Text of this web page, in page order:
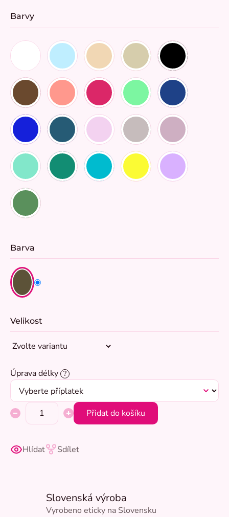
Barvy
Barva
Velikost
Úprava délky ?
Přidat do košíku
Hlídat Sdílet
Slovenská výroba
Vyrobeno eticky na Slovensku